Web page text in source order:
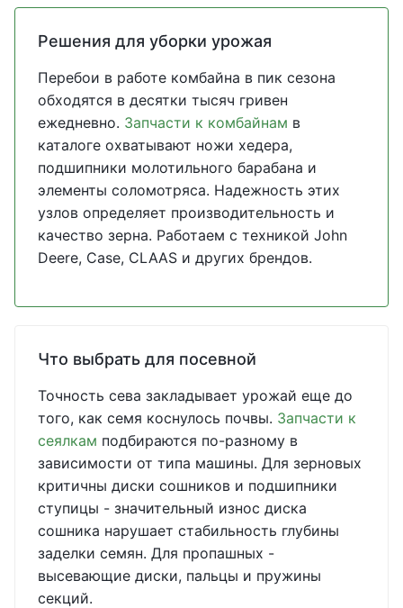
Решения для уборки урожая
Перебои в работе комбайна в пик сезона
обходятся в десятки тысяч гривен
ежедневно. Запчасти к комбайнам в
каталоге охватывают ножи хедера,
подшипники молотильного барабана и
элементы соломотряса. Надежность этих
узлов определяет производительность и
качество зерна. Работаем с техникой John
Deere, Case, CLAAS и других брендов.
Что выбрать для посевной
Точность сева закладывает урожай еще до
того, как семя коснулось почвы. Запчасти к
сеялкам подбираются по-разному в
зависимости от типа машины. Для зерновых
критичны диски сошников и подшипники
ступицы - значительный износ диска
сошника нарушает стабильность глубины
заделки семян. Для пропашных -
высевающие диски, пальцы и пружины
секций.